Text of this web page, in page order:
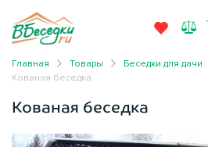
Главная Товары Беседки для дачи
Кованая беседка
Кованая беседка